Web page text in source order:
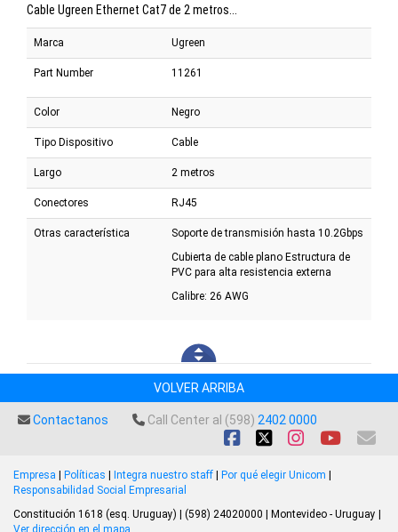
Cable Ugreen Ethernet Cat7 de 2 metros...
Marca Ugreen
Part Number 11261
Color Negro
Tipo Dispositivo Cable
Largo 2 metros
Conectores RJ45
Otras característica
Soporte de transmisión hasta 10.2Gbps
Cubierta de cable plano Estructura de
PVC para alta resistencia externa
Calibre: 26 AWG
VOLVER ARRIBA
Contactanos Call Center al (598) 2402 0000
Empresa | Políticas | Integra nuestro staff | Por qué elegir Unicom |
Responsabilidad Social Empresarial
Constitución 1618 (esq. Uruguay) | (598) 24020000 | Montevideo - Uruguay |
Ver dirección en el mapa